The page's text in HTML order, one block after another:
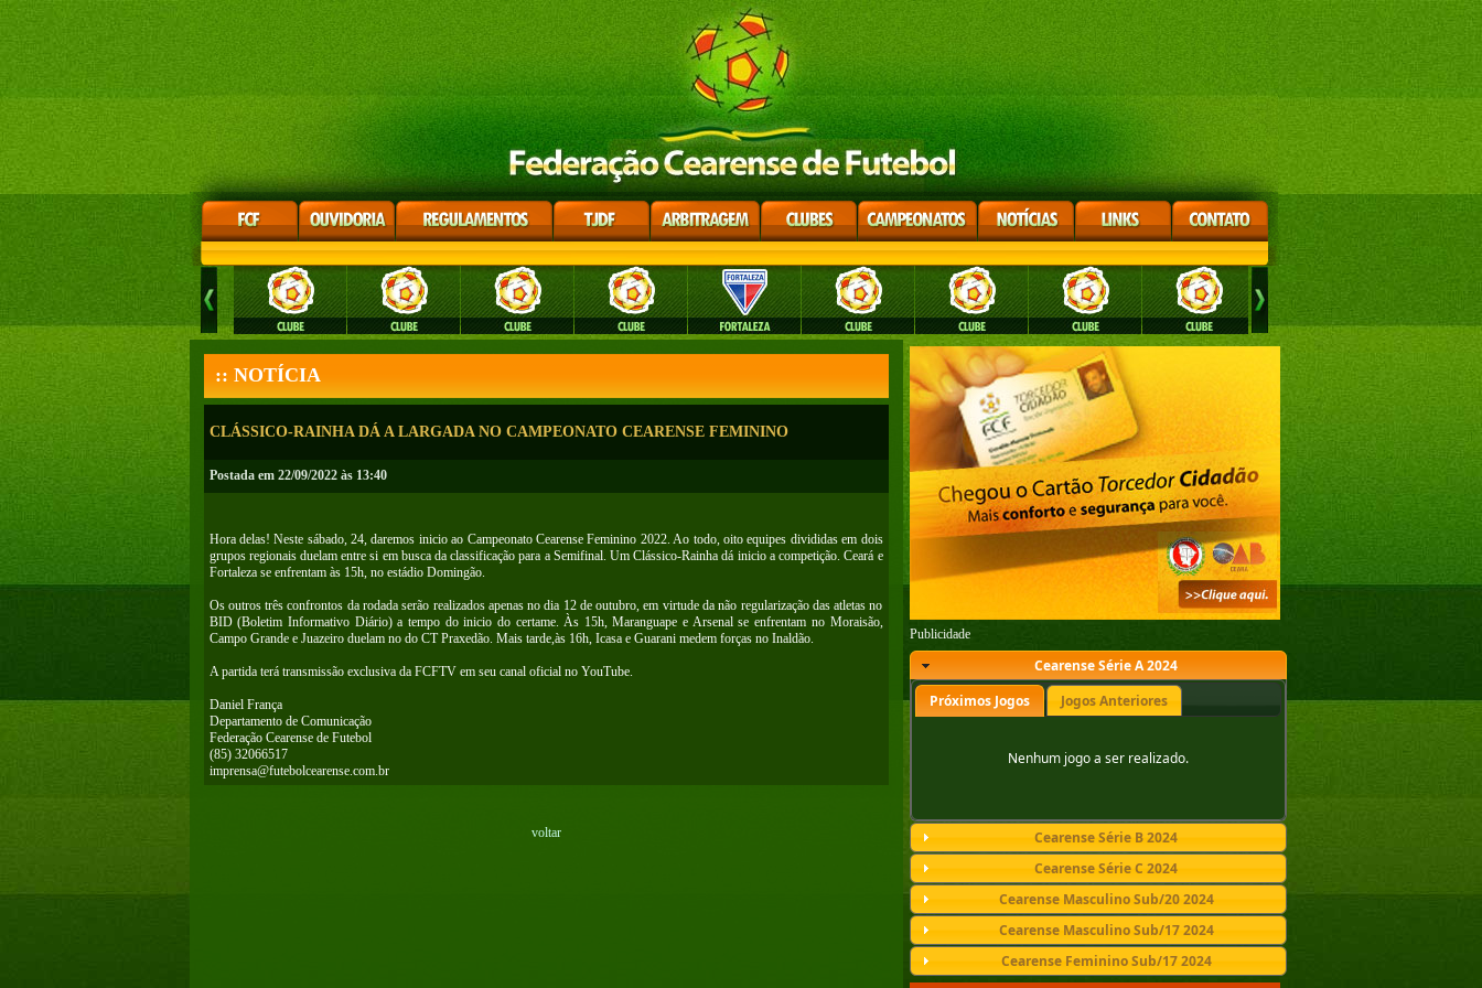
:: NOTÍCIA
CLÁSSICO-RAINHA DÁ A LARGADA NO CAMPEONATO CEARENSE FEMININO
Postada em 22/09/2022 às 13:40
Hora delas! Neste sábado, 24, daremos inicio ao Campeonato Cearense Feminino 2022. Ao todo, oito equipes divididas em dois
grupos regionais duelam entre si em busca da classificação para a Semifinal. Um Clássico-Rainha dá inicio a competição. Ceará e
Fortaleza se enfrentam às 15h, no estádio Domingão.
Os outros três confrontos da rodada serão realizados apenas no dia 12 de outubro, em virtude da não regularização das atletas no
BID (Boletim Informativo Diário) a tempo do inicio do certame. Às 15h, Maranguape e Arsenal se enfrentam no Moraisão,
Campo Grande e Juazeiro duelam no do CT Praxedão. Mais tarde,às 16h, Icasa e Guarani medem forças no Inaldão.
A partida terá transmissão exclusiva da FCFTV em seu canal oficial no YouTube.
Daniel França
Departamento de Comunicação
Federação Cearense de Futebol
(85) 32066517
imprensa@futebolcearense.com.br
voltar
Publicidade
Cearense Série A 2024
Próximos Jogos
Jogos Anteriores
Nenhum jogo a ser realizado.
Cearense Série B 2024
Cearense Série C 2024
Cearense Masculino Sub/20 2024
Cearense Masculino Sub/17 2024
Cearense Feminino Sub/17 2024